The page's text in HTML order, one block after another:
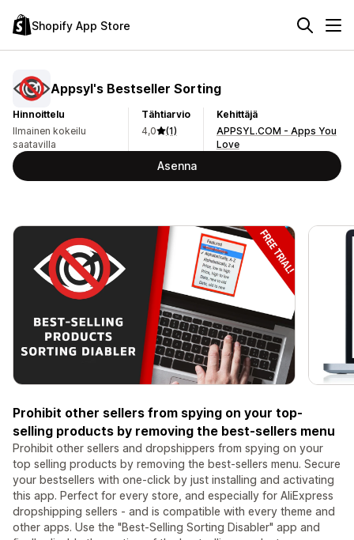
Shopify App Store
Appsyl's Bestseller Sorting
Hinnoittelu
Ilmainen kokeilu
saatavilla
Tähtiarvio
4,0
(1)
Kehittäjä
APPSYL.COM - Apps You
Love
Asenna
Prohibit other sellers from spying on your top-
selling products by removing the best-sellers menu
Prohibit other sellers and dropshippers from spying on your
top selling products by removing the best-sellers menu. Secure
your bestsellers with one-click by just installing and activating
this app. Perfect for every store, and especially for AliExpress
dropshipping sellers - and is compatible with every theme and
other apps. Use the "Best-Selling Sorting Disabler" app and